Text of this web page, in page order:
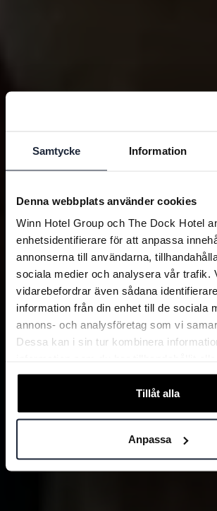
Samtycke Information
Denna webbplats använder cookies
Winn Hotel Group och The Dock Hotel
enhetsidentifierare för att anpassa
annonserna till användarna,
sociala medier och analysera vår trafik.
vidarebefordrar även sådana
information från din enhet till de sociala
annons- och analysföretag som vi
Dessa kan i sin tur kombinera
samlat in när du har använt deras
Tillåt alla
Anpassa